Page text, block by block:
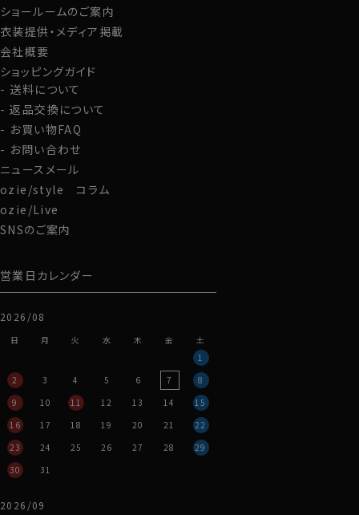
発色に優れており、スムースな質感と柔らかさを
われているスイフトレザーを惜しみなく使用して
います。
-使いやすいラウンドZIP型 ＆ 高品質で滑りよいYKK
ファスナー使用-
ショールームのご案内
衣装提供・メディア掲載
会社概要
ショッピングガイド
送料について
返品交換について
お買い物FAQ
お問い合わせ
ニュースメール
ozie/style コラム
ozie/Live
SNSのご案内
営業日カレンダー
2026/08
日 月 火 水 木 金
土
1
2
3 4 5 6 7
8
9
10 11 12 13 14
15
16
17 18 19 20 21
22
23
24 25 26 27 28
29
30
31
2026/09